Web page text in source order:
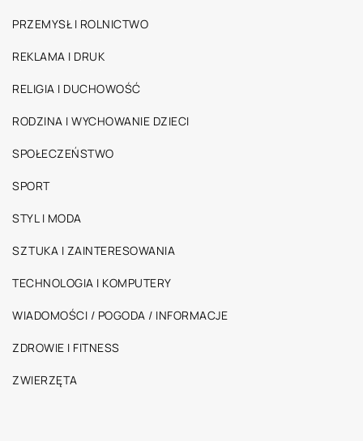
PRZEMYSŁ I ROLNICTWO
REKLAMA I DRUK
RELIGIA I DUCHOWOŚĆ
RODZINA I WYCHOWANIE DZIECI
SPOŁECZEŃSTWO
SPORT
STYL I MODA
SZTUKA I ZAINTERESOWANIA
TECHNOLOGIA I KOMPUTERY
WIADOMOŚCI / POGODA / INFORMACJE
ZDROWIE I FITNESS
ZWIERZĘTA